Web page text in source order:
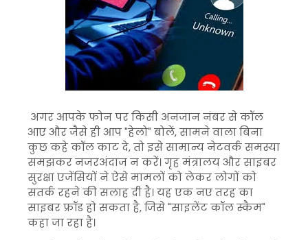
अगर आपके फोन पर किसी अनजान नंबर से कॉल
आए और जैसे ही आप "हेलो" बोलें, सामने वाला बिना
कुछ कहे कॉल काट दे, तो इसे सामान्य नेटवर्क समस्या
समझकर नजरअंदाज न करें। गृह मंत्रालय और साइबर
सुरक्षा एजेंसियों ने ऐसे मामलों को लेकर लोगों को
सतर्क रहने की सलाह दी है। यह एक नए तरह का
साइबर फ्रॉड हो सकता है, जिसे "साइलेंट कॉल स्कैम"
कहा जा रहा है।